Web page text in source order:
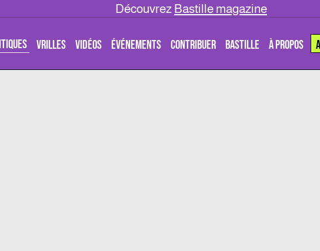
Découvrez Bastille magazine
VRILLES VIDÉOS ÉVÉNEMENTS CONTRIBUER BASTILLE À PROPOS